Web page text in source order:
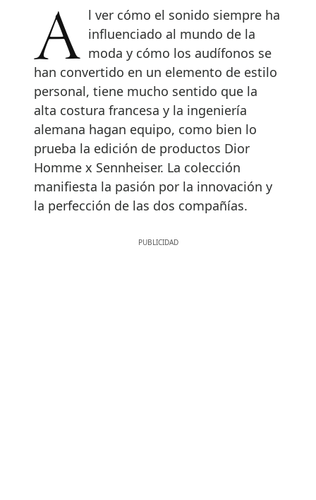
Al ver cómo el sonido siempre ha influenciado al mundo de la
moda y cómo los audífonos se
han convertido en un elemento de estilo
personal, tiene mucho sentido que la
alta costura francesa y la ingeniería
alemana hagan equipo, como bien lo
prueba la edición de productos Dior
Homme x Sennheiser. La colección
manifiesta la pasión por la innovación y
la perfección de las dos compañías.